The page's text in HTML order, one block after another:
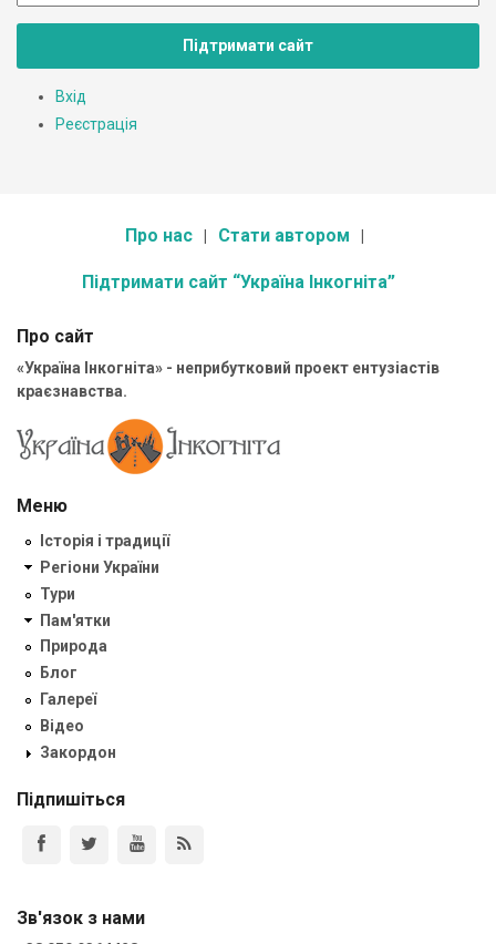
Підтримати сайт
Вхід
Реєстрація
Про нас Стати автором
Підтримати сайт “Україна Інкогніта”
Про сайт
«Україна Інкогніта» - неприбутковий проект ентузіастів
краєзнавства.
Меню
Історія і традиції
Регіони України
Тури
Пам'ятки
Природа
Блог
Галереї
Відео
Закордон
Підпишіться
Зв'язок з нами